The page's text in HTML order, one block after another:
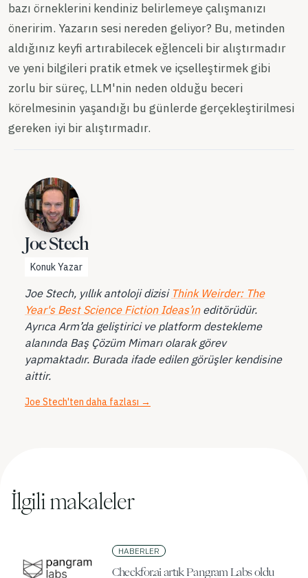
bazı örneklerini kendiniz belirlemeye çalışmanızı
öneririm. Yazarın sesi nereden geliyor? Bu, metinden
aldığınız keyfi artırabilecek eğlenceli bir alıştırmadır
ve yeni bilgileri pratik etmek ve içselleştirmek gibi
zorlu bir süreç, LLM'nin neden olduğu beceri
körelmesinin yaşandığı bu günlerde gerçekleştirilmesi
gereken iyi bir alıştırmadır.
Joe Stech
Konuk Yazar
Joe Stech, yıllık antoloji dizisi Think Weirder: The
Year's Best Science Fiction Ideas’ıneditörüdür.
Ayrıca Arm’da geliştirici ve platform destekleme
alanında Baş Çözüm Mimarı olarak görev
yapmaktadır. Burada ifade edilen görüşler kendisine
aittir.
Joe Stech'ten daha fazlası →
İlgili makaleler
HABERLER
Checkfor.ai artık Pangram Labs oldu